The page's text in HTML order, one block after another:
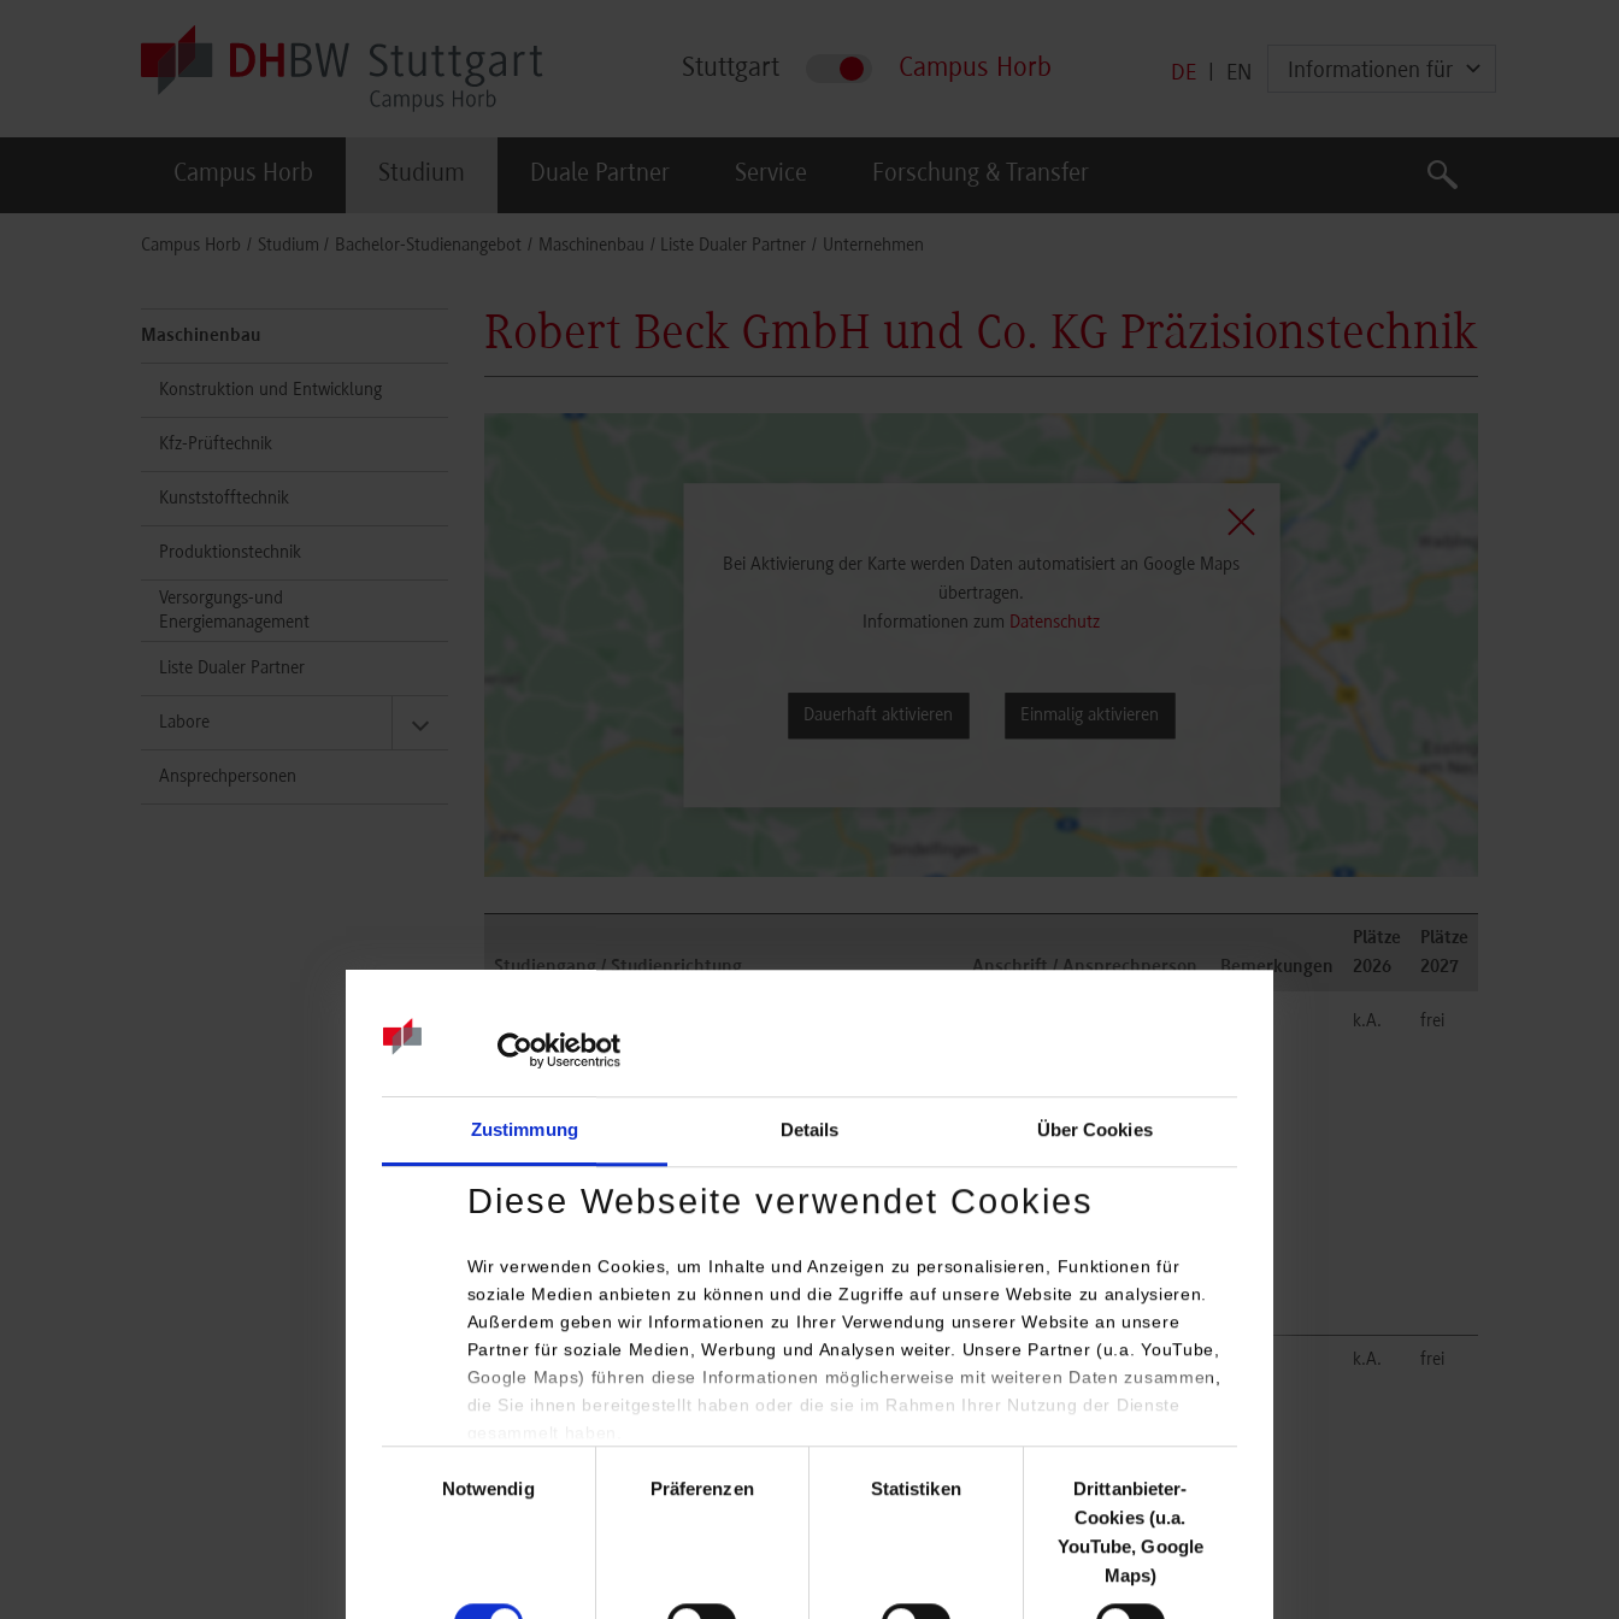
Zustimmung Details Über Cookies
Diese Webseite verwendet Cookies
Wir verwenden Cookies, um Inhalte und Anzeigen zu personalisieren, Funktionen für
soziale Medien anbieten zu können und die Zugriffe auf unsere Website zu analysieren.
Außerdem geben wir Informationen zu Ihrer Verwendung unserer Website an unsere
Partner für soziale Medien, Werbung und Analysen weiter. Unsere Partner (u.a. YouTube,
Google Maps) führen diese Informationen möglicherweise mit weiteren Daten zusammen,
die Sie ihnen bereitgestellt haben oder die sie im Rahmen Ihrer Nutzung der Dienste
Notwendig
Präferenzen Statistiken
Drittanbieter-
Cookies (u.a.
YouTube, Google
Maps)
Stuttgart Campus Horb DE EN Informationen für
Campus Horb Studium Duale Partner Service Forschung & Transfer
Suche
Suche
Campus Horb Studium Bachelor-Studienangebot Maschinenbau Liste Dualer Partner Unternehmen
Maschinenbau
Konstruktion und Entwicklung
Kfz-Prüftechnik
Kunststofftechnik
Produktionstechnik
Versorgungs-und
Energiemanagement
Liste Dualer Partner
Labore
Ansprechpersonen
Robert Beck GmbH und Co. KG Präzisionstechnik
Bei Aktivierung der Karte werden Daten automatisiert an Google Maps
übertragen.
Informationen zum Datenschutz
Dauerhaft aktivieren Einmalig aktivieren
Studiengang / Studienrichtung Anschrift / Ansprechperson Bemerkungen
Plätze
2026
Plätze
2027
Peter Strasser
p.strasser@beck-
praezisionstechnik.de
k.A. frei
Wirtschaftsingenieurwesen / Maschinenbau - PPM
Robert Beck GmbH und Co.
KG Präzisionstechnik
78727 Oberndorf
http://www.robert-beck.de/
Peter Strasser
k.A. frei